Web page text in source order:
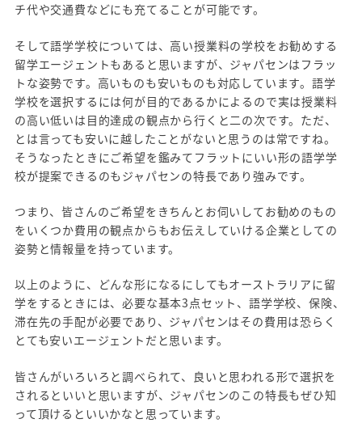
チ代や交通費などにも充てることが可能です。
そして語学学校については、高い授業料の学校をお勧めする
留学エージェントもあると思いますが、ジャパセンはフラッ
トな姿勢です。高いものも安いものも対応しています。語学
学校を選択するには何が目的であるかによるので実は授業料
の高い低いは目的達成の観点から行くと二の次です。ただ、
とは言っても安いに越したことがないと思うのは常ですね。
そうなったときにご希望を鑑みてフラットにいい形の語学学
校が提案できるのもジャパセンの特長であり強みです。
つまり、皆さんのご希望をきちんとお伺いしてお勧めのもの
をいくつか費用の観点からもお伝えしていける企業としての
姿勢と情報量を持っています。
以上のように、どんな形になるにしてもオーストラリアに留
学をするときには、必要な基本3点セット、語学学校、保険、
滞在先の手配が必要であり、ジャパセンはその費用は恐らく
とても安いエージェントだと思います。
皆さんがいろいろと調べられて、良いと思われる形で選択を
されるといいと思いますが、ジャパセンのこの特長もぜひ知
って頂けるといいかなと思っています。